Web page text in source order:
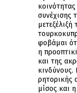
συνέχισης
φοβάμαι
η
και της
ρητορικής
μίσος και